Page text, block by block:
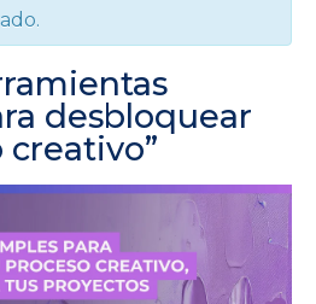
desbloquear